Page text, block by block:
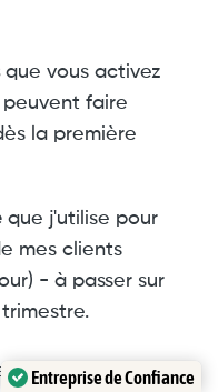
les tarifs→
que vous activez
faire
la première
que j'utilise pour
mes clients
- à passer sur
rapide, propre et
Entreprise de Confiance